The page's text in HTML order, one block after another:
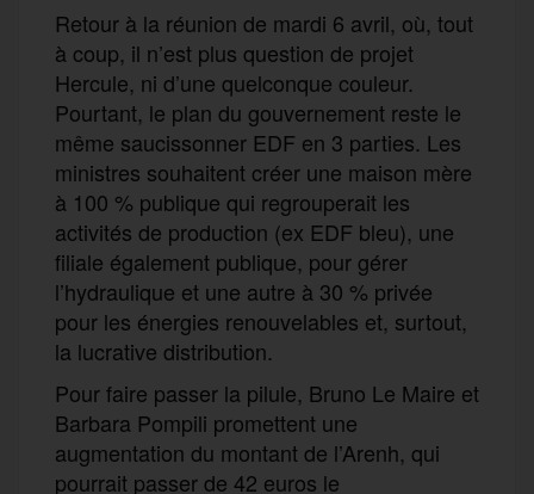
Retour à la réunion de mardi 6 avril, où, tout
à coup, il n’est plus question de projet
Hercule, ni d’une quelconque couleur.
Pourtant, le plan du gouvernement reste le
même saucissonner EDF en 3 parties. Les
ministres souhaitent créer une maison mère
à 100 % publique qui regrouperait les
activités de production (ex EDF bleu), une
filiale également publique, pour gérer
l’hydraulique et une autre à 30 % privée
pour les énergies renouvelables et, surtout,
la lucrative distribution.
Pour faire passer la pilule, Bruno Le Maire et
Barbara Pompili promettent une
augmentation du montant de l’Arenh, qui
pourrait passer de 42 euros le